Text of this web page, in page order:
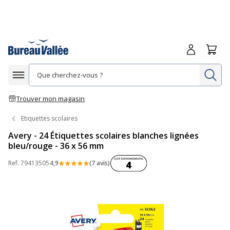
Afficher la navigation
Trouver mon magasin
Me
Etiquettes scolaires
Avery - 24 Étiquettes scolaires blanches lignées
bleu/rouge - 36 x 56 mm
Ref. 794135054,9 (7 avis)Coût environnemental :
4